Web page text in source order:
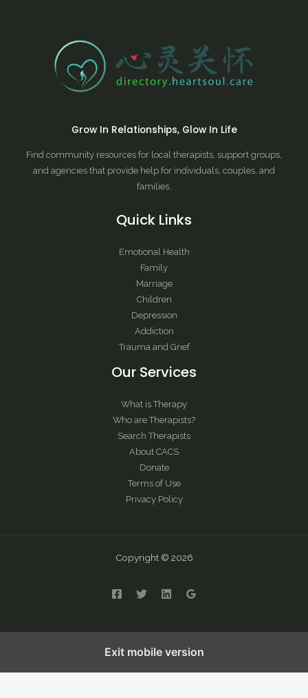
Grow In Relationships, Glow In Life
Find community resources for local therapists, support groups,
and agencies that provide help for individuals, couples, and
families.
Quick Links
Emotional Health
Family
Marriage
Children
Depression
Addiction
Trauma and Grief
Our Services
What is Therapy
Who are Therapists?
Search Therapists
About CACS
Donate
Terms of Use
Privacy Policy
Copyright © 2026
Exit mobile version
English 繁體中文 简体中文